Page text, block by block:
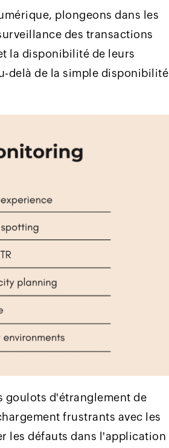
plongeons dans les
des transactions
la disponibilité de leurs
delà de la simple disponibilité
goulots d'étranglement de
frustrants avec les
les défauts dans l'application